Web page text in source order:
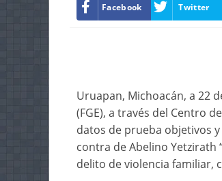
Facebook Twitter
Uruapan, Michoacán, a 22
(FGE), a través del Centro
datos de prueba objetivos
contra de Abelino Yetzirath
delito de violencia familiar,